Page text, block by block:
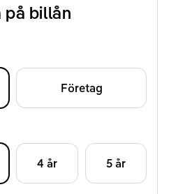
på billån
Företag
4 år 5 år